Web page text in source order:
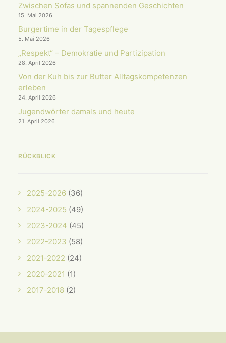
Zwischen Sofas und spannenden Geschichten
15. Mai 2026
Burgertime in der Tagespflege
5. Mai 2026
„Respekt“ – Demokratie und Partizipation
28. April 2026
Von der Kuh bis zur Butter Alltagskompetenzen
erleben
24. April 2026
Jugendwörter damals und heute
21. April 2026
RÜCKBLICK
2025-2026 (36)
2024-2025 (49)
2023-2024 (45)
2022-2023 (58)
2021-2022 (24)
2020-2021 (1)
2017-2018 (2)